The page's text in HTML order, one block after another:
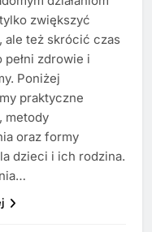
zwiększyć
ale też skrócić czas
pełni zdrowie i
Poniżej
praktyczne
metody
oraz formy
dzieci i ich rodzina.